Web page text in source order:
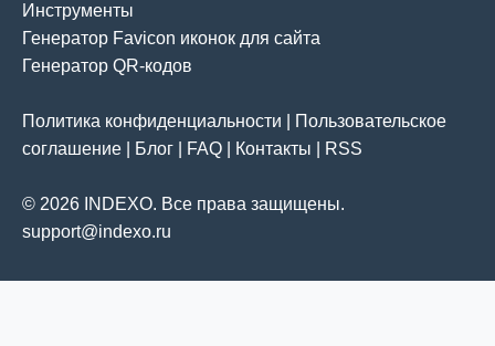
Инструменты
Генератор Favicon иконок для сайта
Генератор QR-кодов
Политика конфиденциальности
Пользовательское
соглашение
Блог FAQ Контакты RSS
© 2026 INDEXO. Все права защищены.
support@indexo.ru